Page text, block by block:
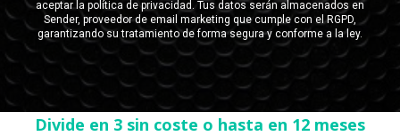
Divide en 3 sin coste o hasta en 12 meses